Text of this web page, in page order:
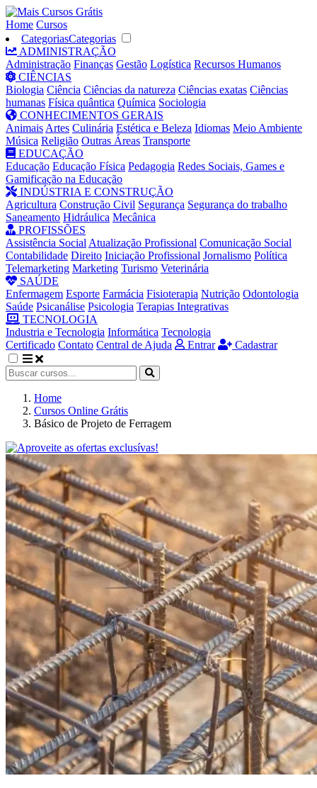
Home Cursos
CategoriasCategorias
ADMINISTRAÇÃO
Administração Finanças Gestão Logística Recursos Humanos
CIÊNCIAS
Biologia Ciência Ciências da natureza Ciências exatas Ciências
humanas Física quântica Química Sociologia
CONHECIMENTOS GERAIS
Animais Artes Culinária Estética e Beleza Idiomas Meio Ambiente
Música Religião Outras Áreas Transporte
EDUCAÇÃO
Educação Educação Física Pedagogia Redes Sociais, Games e
Gamificação na Educação
INDÚSTRIA E CONSTRUÇÃO
Agricultura Construção Civil Segurança Segurança do trabalho
Saneamento Hidráulica Mecânica
PROFISSÕES
Assistência Social Atualização Profissional Comunicação Social
Contabilidade Direito Iniciação Profissional Jornalismo Política
Telemarketing Marketing Turismo Veterinária
SAÚDE
Enfermagem Esporte Farmácia Fisioterapia Nutrição Odontologia
Saúde Psicanálise Psicologia Terapias Integrativas
TECNOLOGIA
Industria e Tecnologia Informática Tecnologia
Certificado Contato Central de Ajuda Entrar Cadastrar
Home
Cursos Online Grátis
Básico de Projeto de Ferragem